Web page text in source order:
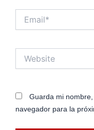
Guarda mi
navegador para la